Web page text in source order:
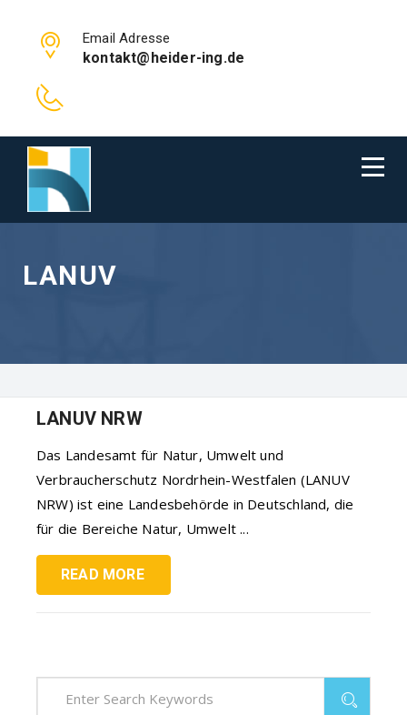
Email Adresse
kontakt@heider-ing.de
LANUV
LANUV NRW
Das Landesamt für Natur, Umwelt und
Verbraucherschutz Nordrhein-Westfalen (LANUV
NRW) ist eine Landesbehörde in Deutschland, die
für die Bereiche Natur, Umwelt ...
READ MORE